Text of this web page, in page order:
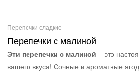
Перепечки сладкие
Перепечки с малиной
Эти перепечки с малиной – это
вашего вкуса! Сочные и ароматные